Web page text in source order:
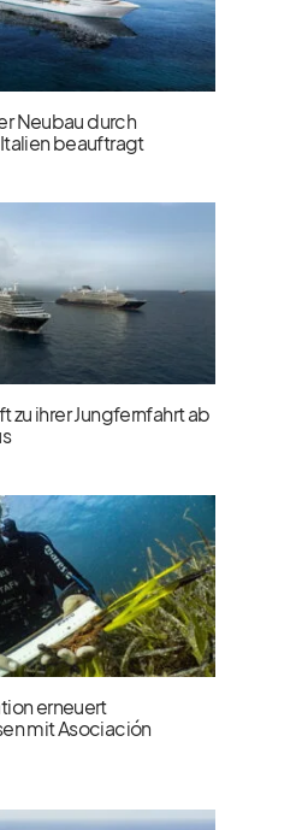
Neubau durch
beauftragt
zu ihrer Jungfernfahrt ab
erneuert
mit Asociación